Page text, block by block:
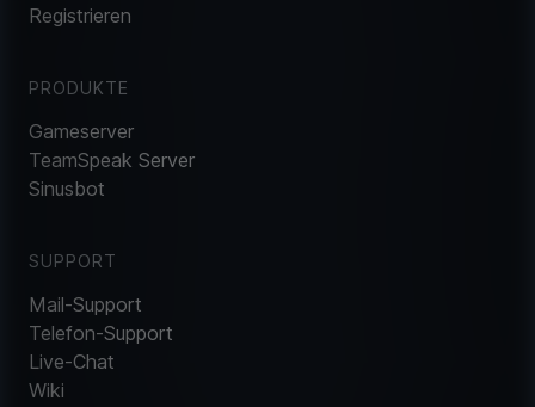
Registrieren
PRODUKTE
Gameserver
TeamSpeak Server
Sinusbot
SUPPORT
Mail-Support
Telefon-Support
Live-Chat
Wiki